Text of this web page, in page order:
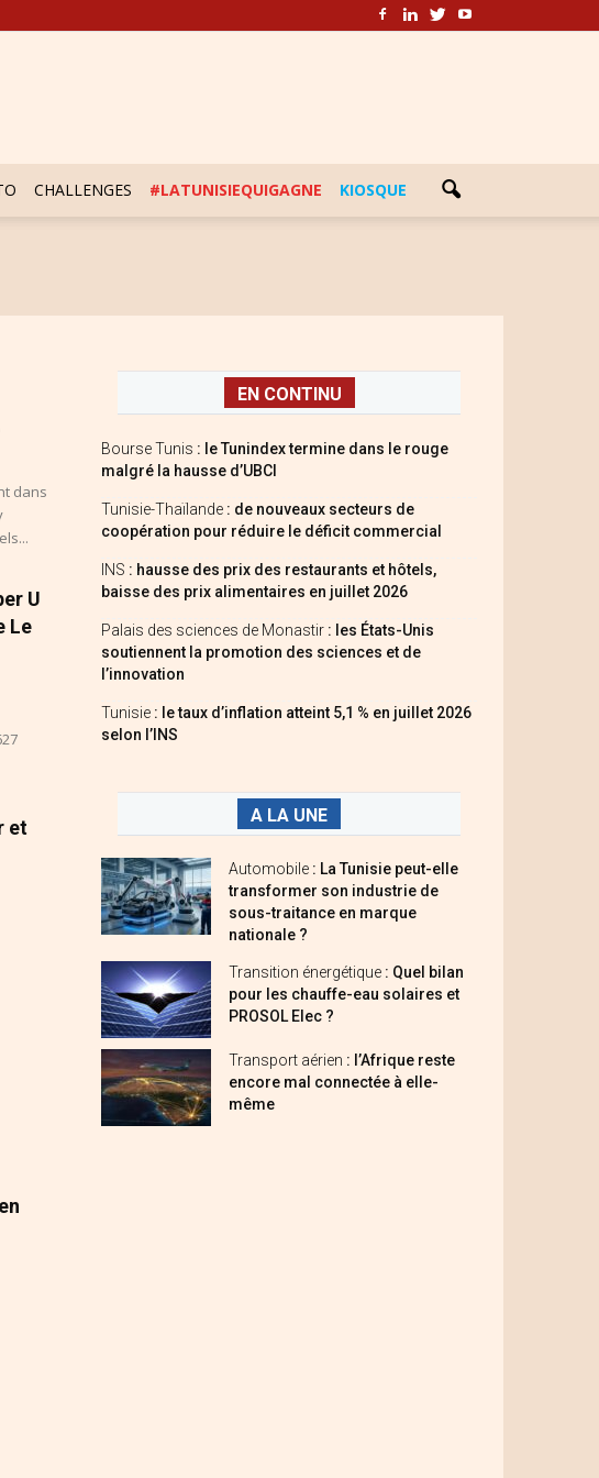
CHALLENGES #LATUNISIEQUIGAGNE KIOSQUE
dans
U
Le
et
EN CONTINU
Bourse Tunis : le Tunindex termine dans le rouge
malgré la hausse d’UBCI
Tunisie-Thaïlande : de nouveaux secteurs de
coopération pour réduire le déficit commercial
INS : hausse des prix des restaurants et hôtels,
baisse des prix alimentaires en juillet 2026
Palais des sciences de Monastir : les États-Unis
soutiennent la promotion des sciences et de
l’innovation
Tunisie : le taux d’inflation atteint 5,1 % en juillet 2026
selon l’INS
A LA UNE
Automobile : La Tunisie peut-elle
transformer son industrie de
sous-traitance en marque
nationale ?
Transition énergétique : Quel bilan
pour les chauffe-eau solaires et
PROSOL Elec ?
Transport aérien : l’Afrique reste
encore mal connectée à elle-
même